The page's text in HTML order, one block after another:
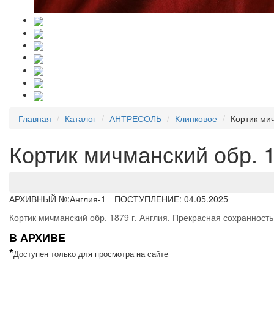
Главная Каталог АНТРЕСОЛЬ Клинковое Кортик
Кортик мичманский обр.
АРХИВНЫЙ №:Англия-1
ПОСТУПЛЕНИЕ: 04.05.2025
Кортик мичманский обр. 1879 г. Англия. Прекрасная
В АРХИВЕ
*Доступен только для просмотра на сайте